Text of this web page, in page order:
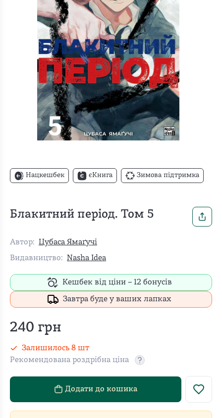
Нацкешбек єКнига Зимова підтримка
Блакитний період. Том 5
Автор: Цубаса Ямаґучі
Видавництво: Nasha Idea
Кешбек від ціни – 12 бонусів
Завтра буде у ваших лапках
240 грн
Залишилось 8 шт
Рекомендована роздрібна ціна
Додати до кошика